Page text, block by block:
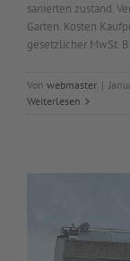
sanierten zustand.
Garten. Kosten
gesetzlicher MwSt.
Von webmaster |
Weiterlesen